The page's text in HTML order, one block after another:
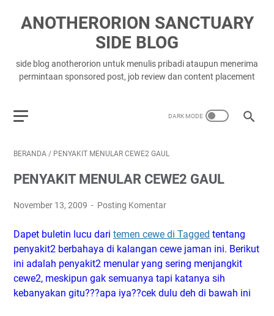
ANOTHERORION SANCTUARY
SIDE BLOG
side blog anotherorion untuk menulis pribadi ataupun menerima
permintaan sponsored post, job review dan content placement
BERANDA / PENYAKIT MENULAR CEWE2 GAUL
PENYAKIT MENULAR CEWE2 GAUL
November 13, 2009 Posting Komentar
Dapet buletin lucu dari temen cewe di Tagged tentang
penyakit2 berbahaya di kalangan cewe jaman ini. Berikut
ini adalah penyakit2 menular yang sering menjangkit
cewe2, meskipun gak semuanya tapi katanya sih
kebanyakan gitu???apa iya??cek dulu deh di bawah ini